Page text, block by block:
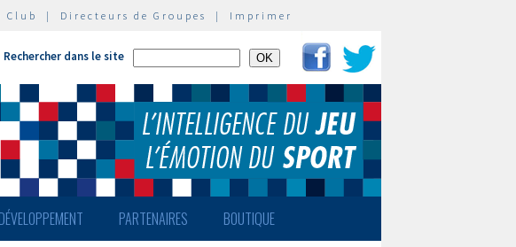
Club | Directeurs de Groupes | Imprimer
Rechercher dans le site
DÉVELOPPEMENT PARTENAIRES BOUTIQUE